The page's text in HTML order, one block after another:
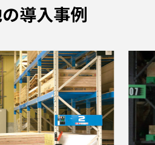
導入事例